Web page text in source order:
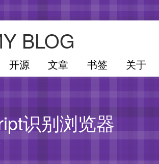
BLOG
开源 文章 书签 关于
识别浏览器